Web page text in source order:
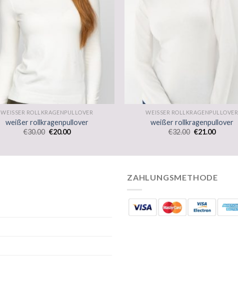
WEISSER ROLLKRAGENPULLOVER
weißer rollkragenpullover
€30.00 €20.00
WEISSER ROLLKRAGENPULLOVER
weißer rollkragenpullover
€32.00 €21.00
ZAHLUNGSMETHODE